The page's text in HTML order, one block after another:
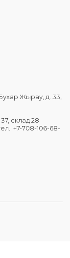
Жырау, д. 33,
склад 28
+7-708-106-68-